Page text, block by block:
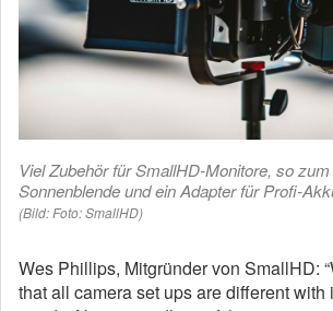
Viel Zubehör für SmallHD-Monitore, so
Sonnenblende und ein Adapter für Profi-
(Bild: Foto: SmallHD)
Wes Phillips, Mitgründer von SmallHD:
that all camera set ups are different with